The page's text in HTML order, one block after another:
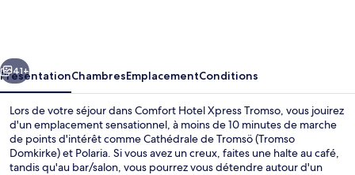
Suivant
41+
PrésentationChambresEmplacementConditions
Lors de votre séjour dans Comfort Hotel Xpress Tromso, vous jouirez
d'un emplacement sensationnel, à moins de 10 minutes de marche
de points d'intérêt comme Cathédrale de Tromsö (Tromso
Domkirke) et Polaria. Si vous avez un creux, faites une halte au café,
tandis qu'au bar/salon, vous pourrez vous détendre autour d'un